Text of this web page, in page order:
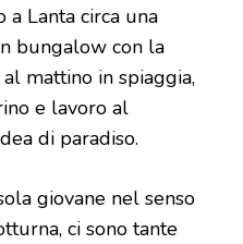
a Lanta circa una
bungalow con la
mattino in spiaggia,
e lavoro al
di paradiso.
giovane nel senso
ci sono tante